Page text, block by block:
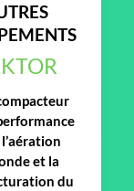
et la
du